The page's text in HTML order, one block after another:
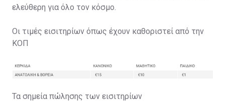
ελεύθερη για όλο τον κόσμο.
Οι τιμές εισιτηρίων όπως έχουν καθοριστεί από την
ΚΟΠ
Τα σημεία πώλησης των εισιτηρίων